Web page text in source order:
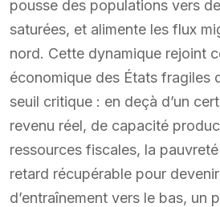
pousse des populations vers
saturées, et alimente les flux
nord. Cette dynamique rejoint
économique des États fragiles
seuil critique : en deçà d’un
revenu réel, de capacité
ressources fiscales, la pauvreté
retard récupérable pour
d’entraînement vers le bas, un